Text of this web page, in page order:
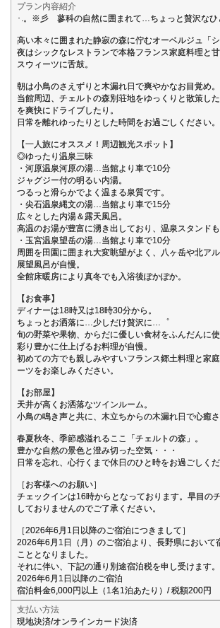
プラン内容紹介
･.。※彡 蓼科の自然に囲まれて…ちょっと贅沢な
高い木々に囲まれた静寂の森に佇むオーベルジュ「シ
夜はシックなレストランで本格フランス家庭料理と甘
スウィーツに舌鼓。
朝は小鳥のさえずりと木漏れ日で爽やかなお目覚め。
当館周辺、チェルトの森別荘地をゆっくりと散策し
を爽快にドライブしたり。
日常を離れゆったりとした時間をお過ごしください。
【一人旅にオススメ！周辺観光スポット】
◎ゆったり温泉三昧
・河原温泉河原の湯…当館より車で10分
ジャグジー付の明るい内湯。
つるっと滑らかでよく温まる泉質です。
・尖石温泉縄文の湯…当館より車で15分
広々とした内湯＆露天風呂。
高温のお湯が豊富に湧き出しており、温泉スタンドも
・玉宮温泉望岳の湯…当館より車で10分
周囲を田園に囲まれ大変眺望がよく、八ヶ岳や北ア
展望風呂が自慢。
全館床暖房により真冬でも入浴後ぽかぽか。
【お食事】
ディナーは18時又は18時30分から。
ちょっとお洒落に…少しだけ贅沢に…゜
旬の野菜や果物、からだに優しい食材をふんだんに
彩り豊かに仕上げるお料理が自慢。
初めての方でも親しみやすいフランス郷土料理と家
ーツをお楽しみください。
【お部屋】
天井が高くお洒落なツインルーム。
小鳥の鳴き声と共に、木立ちからの木漏れ日で心癒さ
春夏秋冬、季節感溢れるここ「チェルトの森」。
豊かな自然の景色と澄み切った空気・・・
日常を忘れ、心行くまで休日のひと時をお過ごしくだ
［お客様へのお願い］
チェックインは16時からとなっております。早目の
しておりませんのでご了承ください。
［2026年6月1日以降のご宿泊につきまして］
2026年6月1日（月）のご宿泊より、長野県において
こととなりました。
それに伴い、下記の通り別途宿泊税を申し受けます。
2026年6月1日以降のご宿泊
宿泊料金6,000円以上（1名1泊あたり）/ 税額200円
支払い方法
現地決済/オンラインカード決済